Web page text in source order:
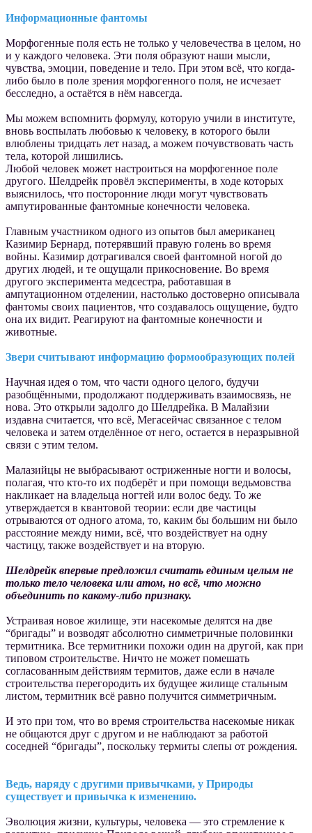
Информационные фантомы
Морфогенные поля есть не только у человечества в целом, но
и у каждого человека. Эти поля образуют наши мысли,
чувства, эмоции, поведение и тело. При этом всё, что когда-
либо было в поле зрения морфогенного поля, не исчезает
бесследно, а остаётся в нём навсегда.
Мы можем вспомнить формулу, которую учили в институте,
вновь воспылать любовью к человеку, в которого были
влюблены тридцать лет назад, а можем почувствовать часть
тела, которой лишились.
Любой человек может настроиться на морфогенное поле
другого. Шелдрейк провёл эксперименты, в ходе которых
выяснилось, что посторонние люди могут чувствовать
ампутированные фантомные конечности человека.
Главным участником одного из опытов был американец
Казимир Бернард, потерявший правую голень во время
войны. Казимир дотрагивался своей фантомной ногой до
других людей, и те ощущали прикосновение. Во время
другого эксперимента медсестра, работавшая в
ампутационном отделении, настолько достоверно описывала
фантомы своих пациентов, что создавалось ощущение, будто
она их видит. Реагируют на фантомные конечности и
животные.
Звери считывают информацию формообразующих полей
Научная идея о том, что части одного целого, будучи
разобщёнными, продолжают поддерживать взаимосвязь, не
нова. Это открыли задолго до Шелдрейка. В Малайзии
издавна считается, что всё, Мегасейчас связанное с телом
человека и затем отделённое от него, остается в неразрывной
связи с этим телом.
Малазийцы не выбрасывают остриженные ногти и волосы,
полагая, что кто-то их подберёт и при помощи ведьмовства
накликает на владельца ногтей или волос беду. То же
утверждается в квантовой теории: если две частицы
отрываются от одного атома, то, каким бы большим ни было
расстояние между ними, всё, что воздействует на одну
частицу, также воздействует и на вторую.
Шелдрейк впервые предложил считать единым целым не
только тело человека или атом, но всё, что можно
объединить по какому-либо признаку.
Устраивая новое жилище, эти насекомые делятся на две
“бригады” и возводят абсолютно симметричные половинки
термитника. Все термитники похожи один на другой, как при
типовом строительстве. Ничто не может помешать
согласованным действиям термитов, даже если в начале
строительства перегородить их будущее жилище стальным
листом, термитник всё равно получится симметричным.
И это при том, что во время строительства насекомые никак
не общаются друг с другом и не наблюдают за работой
соседней “бригады”, поскольку термиты слепы от рождения.
Ведь, наряду с другими привычками, у Природы
существует и привычка к изменению.
Эволюция жизни, культуры, человека — это стремление к